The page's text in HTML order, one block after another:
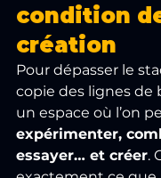
condition
création
Pour dépasser le
copie des lignes de
un espace où l’on
expérimenter,
essayer… et créer.